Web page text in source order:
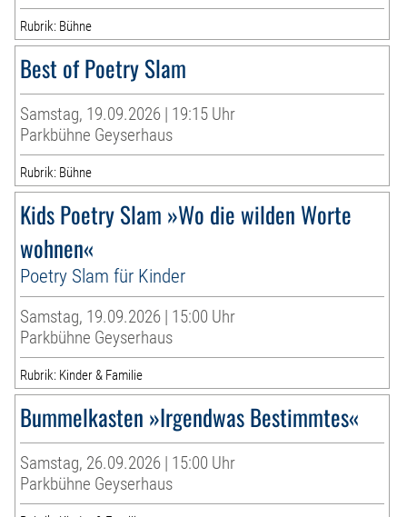
Rubrik: Bühne
Best of Poetry Slam
Samstag, 19.09.2026 | 19:15 Uhr
Parkbühne Geyserhaus
Rubrik: Bühne
Kids Poetry Slam »Wo die wilden Worte
wohnen«
Poetry Slam für Kinder
Samstag, 19.09.2026 | 15:00 Uhr
Parkbühne Geyserhaus
Rubrik: Kinder & Familie
Bummelkasten »Irgendwas Bestimmtes«
Samstag, 26.09.2026 | 15:00 Uhr
Parkbühne Geyserhaus